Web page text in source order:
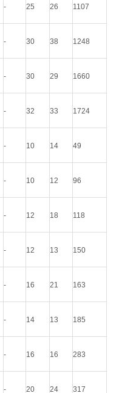
- 25 26 1107
- 30 38 1248
- 30 29 1660
- 32 33 1724
- 10 14 49
- 10 12 96
- 12 18 118
- 12 13 150
- 16 21 163
- 14 13 185
- 16 16 283
- 20 24 317